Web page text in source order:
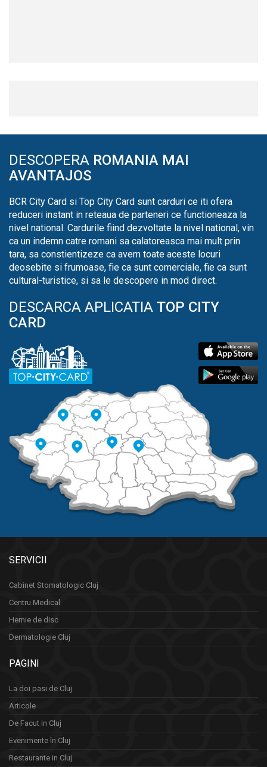
DESCOPERA ROMANIA MAI
AVANTAJOS
BCR City Card si Top City Card sunt carduri ce iti ofera
reduceri instant in reteaua de parteneri ce functioneaza la
nivel national. Cardurile fiind dezvoltate la nivel national, vin
ca un indemn catre romani sa calatoreasca mai mult prin
tara, sa constientizeze ca avem toate aceste locuri
deosebite si frumoase, fie ca sunt comerciale, fie ca sunt
cultural-turistice, si sa le descopere in mod direct.
DESCARCA APLICATIA TOP CITY
CARD
SERVICII
Cabinet Stomatologic Cluj
Centru Medical
Hernie de disc
Dermatologie Cluj
PAGINI
La doi pasi de Cluj
Articole
De Facut in Cluj
Evenimente în Cluj
Restaurante in Cluj